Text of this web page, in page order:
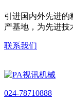
引进国内外先进的
产基地，为先进技
联系我们
024-78710888